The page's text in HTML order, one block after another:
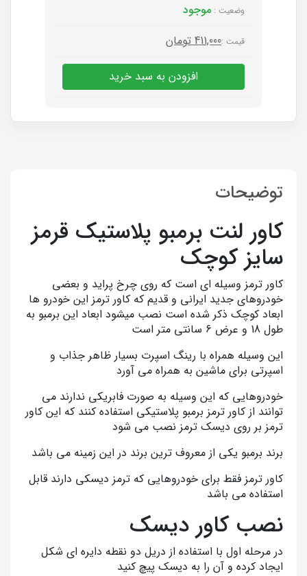
وضعیت : موجود
قیمت :411,000 تومان
افزودن به سبد خرید
توضیحات
کاور لنت برمبو پلاستیک قرمز
سایز کوچک
کاور ترمز وسیله ای است که روی چرخ پراید و بعضی
خودروهای جدید ایرانی و قدیم که کاور ترمز این خودرو ها
ابعاد کوچک ذکر شده است نصب میشود ابعاد این برمبو به
طول 18 و عرض 6 سانتی متر است
این وسیله همراه با رینگ اسپرت بسیار ظاهر جذاب و
اسپرتی برای ماشین به همراه می آورد
خودروهایی که این وسیله به صورت فابریکی ندارند می
توانند از کاور ترمز برمبو پلاستیکی استفاده کنند که این کاور
ترمز بر روی دیسک ترمز نصب می شود
برند برمبو یکی از معروف ترین برند در این زمینه می باشد
کاور ترمز فقط برای خودروهایی که ترمز دیسکی دارند قابل
استفاده می باشد
نصب کاور دیسک
در مرحله اول با استفاده از دریل دو نقطه دایره ای شکل
ایجاد کرده و آن را به دیسک پیچ کنید